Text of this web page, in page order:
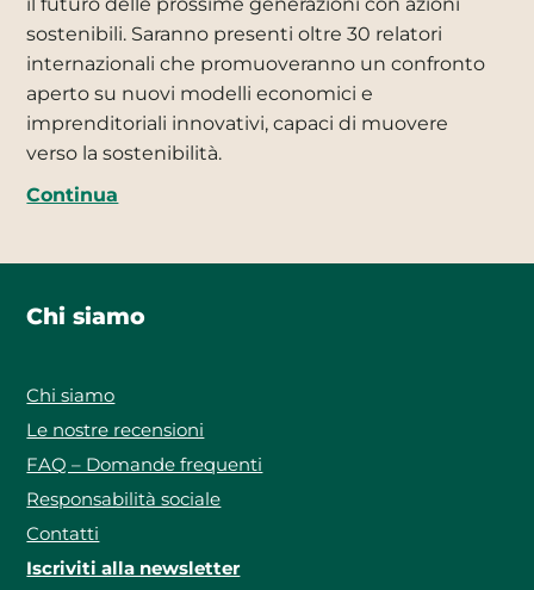
sostenibili. Saranno presenti oltre 30 relatori
internazionali che promuoveranno un confronto
aperto su nuovi modelli economici e
imprenditoriali innovativi, capaci di muovere
verso la sostenibilità.
Continua
Chi siamo
Chi siamo
Le nostre recensioni
FAQ – Domande frequenti
Responsabilità sociale
Contatti
Iscriviti alla newsletter